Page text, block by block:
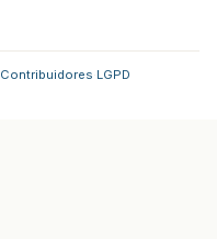
Contribuidores LGPD